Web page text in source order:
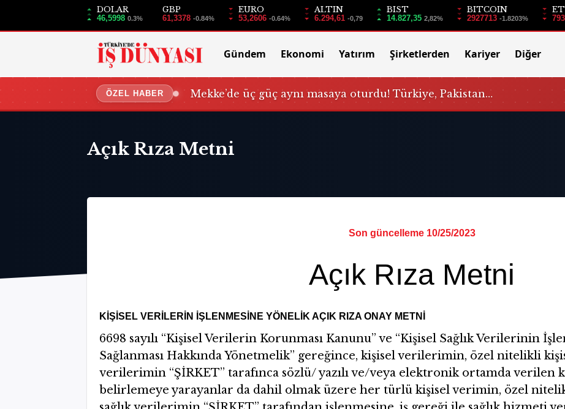
DOLAR
46,5998 0.3%
GBP
61,3378 -0.84%
EURO
53,2606 -0.64%
ALTIN
6.294,61 -0,79
BIST
14.827,35 2,82%
BITCOIN
2927713 -1.8203%
Gündem Ekonomi Yatırım Şirketlerden Kariyer Diğer
ÖZEL HABER Mekke’de üç güç aynı masaya oturdu! Türkiye, Pakistan…
Açık Rıza Metni
Son güncelleme 10/25/2023
Açık Rıza Metni
KİŞİSEL VERİLERİN İŞLENMESİNE YÖNELİK AÇIK RIZA ONAY METNİ
6698 sayılı “Kişisel Verilerin Korunması Kanunu” ve “Kişisel Sağlık Verilerinin
Sağlanması Hakkında Yönetmelik” gereğince, kişisel verilerimin, özel nitelikli
verilerimin “ŞİRKET’’ tarafınca sözlü/ yazılı ve/veya elektronik ortamda
belirlemeye yarayanlar da dahil olmak üzere her türlü kişisel verimin, özel